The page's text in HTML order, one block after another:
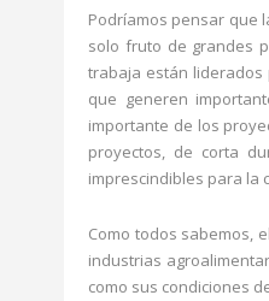
Podríamos pensar que
solo fruto de grandes
trabaja están liderados
que generen
importante de los
proyectos, de corta
imprescindibles para la
Como todos sabemos,
industrias
como sus condiciones